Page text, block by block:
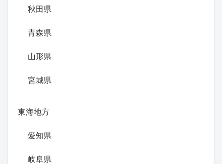
秋田県
青森県
山形県
宮城県
東海地方
愛知県
岐阜県